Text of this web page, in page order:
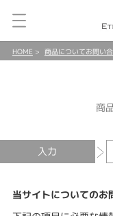
HOME 商品についてお問い
商
入力
当サイトについてのお